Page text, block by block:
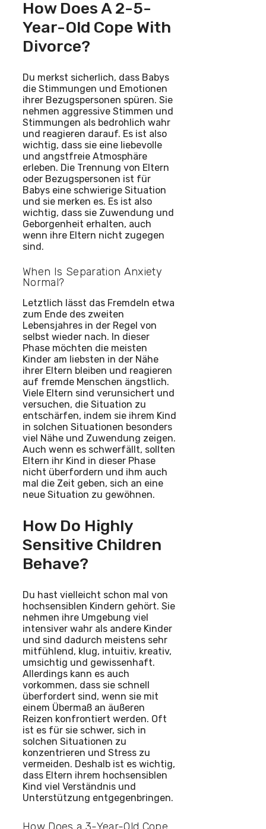
How Does A 2-5-
Year-Old Cope With
Divorce?
Du merkst sicherlich, dass Babys
die Stimmungen und Emotionen
ihrer Bezugspersonen spüren. Sie
nehmen aggressive Stimmen und
Stimmungen als bedrohlich wahr
und reagieren darauf. Es ist also
wichtig, dass sie eine liebevolle
und angstfreie Atmosphäre
erleben. Die Trennung von Eltern
oder Bezugspersonen ist für
Babys eine schwierige Situation
und sie merken es. Es ist also
wichtig, dass sie Zuwendung und
Geborgenheit erhalten, auch
wenn ihre Eltern nicht zugegen
sind.
When Is Separation Anxiety
Normal?
Letztlich lässt das Fremdeln etwa
zum Ende des zweiten
Lebensjahres in der Regel von
selbst wieder nach. In dieser
Phase möchten die meisten
Kinder am liebsten in der Nähe
ihrer Eltern bleiben und reagieren
auf fremde Menschen ängstlich.
Viele Eltern sind verunsichert und
versuchen, die Situation zu
entschärfen, indem sie ihrem Kind
in solchen Situationen besonders
viel Nähe und Zuwendung zeigen.
Auch wenn es schwerfällt, sollten
Eltern ihr Kind in dieser Phase
nicht überfordern und ihm auch
mal die Zeit geben, sich an eine
neue Situation zu gewöhnen.
How Do Highly
Sensitive Children
Behave?
Du hast vielleicht schon mal von
hochsensiblen Kindern gehört. Sie
nehmen ihre Umgebung viel
intensiver wahr als andere Kinder
und sind dadurch meistens sehr
mitfühlend, klug, intuitiv, kreativ,
umsichtig und gewissenhaft.
Allerdings kann es auch
vorkommen, dass sie schnell
überfordert sind, wenn sie mit
einem Übermaß an äußeren
Reizen konfrontiert werden. Oft
ist es für sie schwer, sich in
solchen Situationen zu
konzentrieren und Stress zu
vermeiden. Deshalb ist es wichtig,
dass Eltern ihrem hochsensiblen
Kind viel Verständnis und
Unterstützung entgegenbringen.